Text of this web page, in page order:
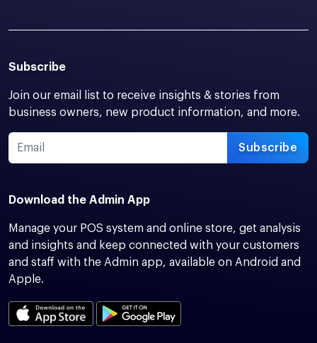
Subscribe
Join our email list to receive insights & stories from
business owners, new product information, and more.
Subscribe
Download the Admin App
Manage your POS system and online store, get analysis
and insights and keep connected with your customers
and staff with the Admin app, available on Android and
Apple.